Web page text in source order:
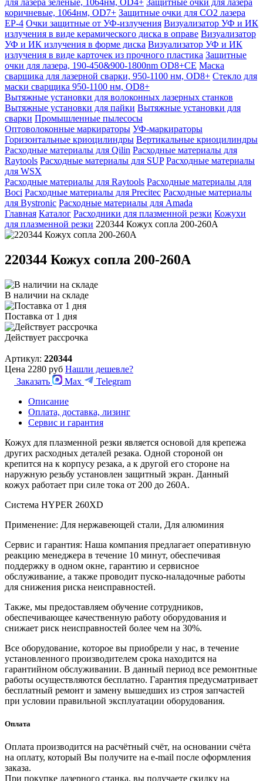
для лазера зеленые, 1064нм, OD4+ Защитные очки для лазера
коричневые, 1064нм, OD7+ Защитные очки для CO2 лазера
EP-4 Очки защитные от УФ-излучения Визуализатор УФ и ИК
излучения в виде керамического диска в оправе Визуализатор
УФ и ИК излучения в форме диска Визуализатор УФ и ИК
излучения в виде карточек из прочного пластика Защитные
очки для лазера, 190-450&900-1800nm OD8+CE Маска
сварщика для лазерной сварки, 950-1100 нм, OD8+ Стекло для
маски сварщика 950-1100 нм, OD8+
Вытяжные установки для волоконных лазерных станков
Вытяжные установки для пайки Вытяжные установки для
сварки Промышленные пылесосы
Оптоволоконные маркираторы УФ-маркираторы
Горизонтальные криоцилиндры Вертикальные криоцилиндры
Расходные материалы для Qilin Расходные материалы для
Raytools Расходные материалы для SUP Расходные материалы
для WSX
Расходные материалы для Raytools Расходные материалы для
Boci Расходные материалы для Precitec Расходные материалы
для Bystronic Расходные материалы для Amada
Главная Каталог Расходники для плазменной резки Кожухи
для плазменной резки 220344 Кожух сопла 200-260А
220344 Кожух сопла 200-260А
В наличии на складе
Поставка от 1 дня
Действует рассрочка
Артикул: 220344
Цена 2280 руб Нашли дешевле?
Заказать
Max
Telegram
Описание
Оплата, доставка, лизинг
Сервис и гарантия
Кожух для плазменной резки является основой для крепежа
других расходных деталей резака. Одной стороной он
крепится на к корпусу резака, а к другой его стороне на
наружную резьбу установлен защитный экран. Данный
кожух работает при силе тока от 200 до 260А.
Система HYPER 260XD
Применение: Для нержавеющей стали, Для алюминия
Сервис и гарантия: Наша компания предлагает оперативную
реакцию менеджера в течение 10 минут, обеспечивая
поддержку в одном окне, гарантию и сервисное
обслуживание, а также проводит пуско-наладочные работы
для снижения риска неисправностей.
Также, мы предоставляем обучение сотрудников,
обеспечивающее качественную работу оборудования и
снижает риск неисправностей более чем на 30%.
Все оборудование, которое вы приобрели у нас, в течение
установленного производителем срока находится на
гарантийном обслуживании. В данный период все ремонтные
работы осуществляются бесплатно. Гарантия предусматривает
бесплатный ремонт и замену вышедших из строя запчастей
при условии правильной эксплуатации оборудования.
Оплата
Оплата производится на расчётный счёт, на основании счёта
на оплату, который Вы получите на e-mail после оформления
заказа.
При покупке лазерного станка, вы получаете скидку на